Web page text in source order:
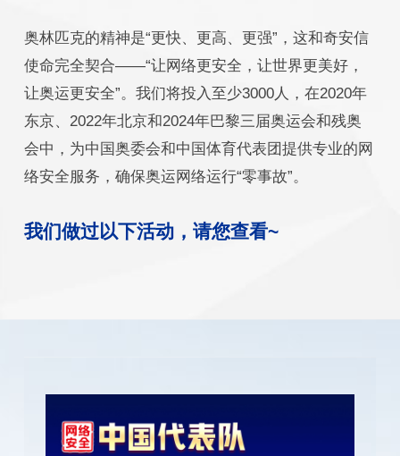
奥林匹克的精神是“更快、更高、更强”，这和奇安信
使命完全契合——“让网络更安全，让世界更美好，
让奥运更安全”。我们将投入至少3000人，在2020年
东京、2022年北京和2024年巴黎三届奥运会和残奥
会中，为中国奥委会和中国体育代表团提供专业的网
络安全服务，确保奥运网络运行“零事故”。
我们做过以下活动，请您查看~